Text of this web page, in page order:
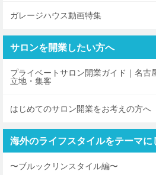
ガレージハウス動画特集
サロンを開業したい方へ
プライベートサロン開業ガイド｜名古
立地・集客
はじめてのサロン開業をお考えの方へ
海外のライフスタイルをテーマ
〜ブルックリンスタイル編〜